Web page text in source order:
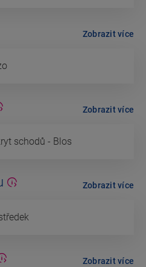
Zobrazit více
schodů - Blos
Zobrazit více
Zobrazit více
Zobrazit více